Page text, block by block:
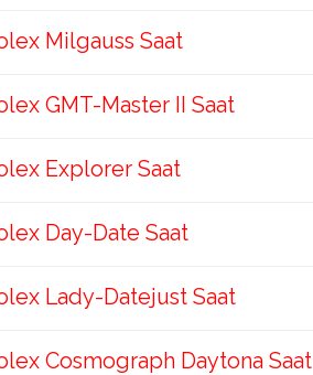
Milgauss Saat
GMT-Master II Saat
Explorer Saat
Day-Date Saat
Lady-Datejust Saat
Cosmograph Daytona Saat